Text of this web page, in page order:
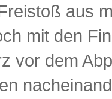
aus
mit den
vor dem